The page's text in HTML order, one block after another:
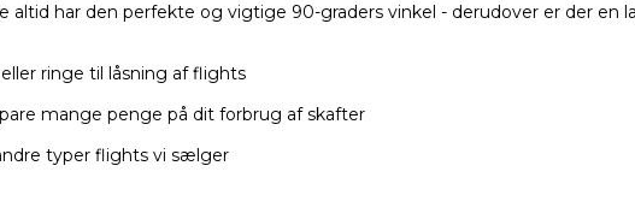
har den perfekte og vigtige 90-graders vinkel - derudover er der en
ringe til låsning af flights
mange penge på dit forbrug af skafter
typer flights vi sælger